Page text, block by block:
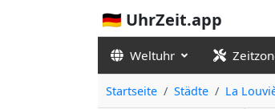
🇩🇪 UhrZeit.app
Weltuhr
Startseite Städte La